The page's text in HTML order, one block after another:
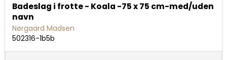
Badeslag i frotte - Koala -75 x 75 cm-med/uden
navn
Nørgaard Madsen
502316-1b5b